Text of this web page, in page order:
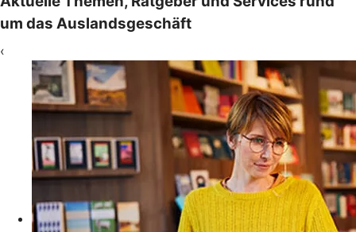
um das Auslandsgeschäft
‹